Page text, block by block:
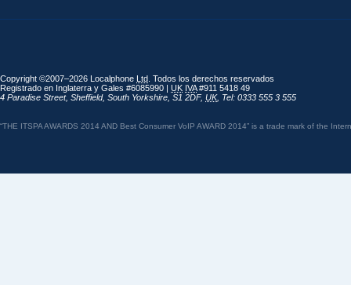
Copyright ©2007–2026 Localphone Ltd . Todos los derechos reservados
Registrado en Inglaterra y Gales #6085990 | UK IVA#911 5418 49
4 Paradise Street, Sheffield, South Yorkshire S1 2DF, UK, Tel: 0333 555 3 555
“THE ITSPA AWARDS 2014 AND Best Consumer VoIP AWARD 2014” is a trade mark of the